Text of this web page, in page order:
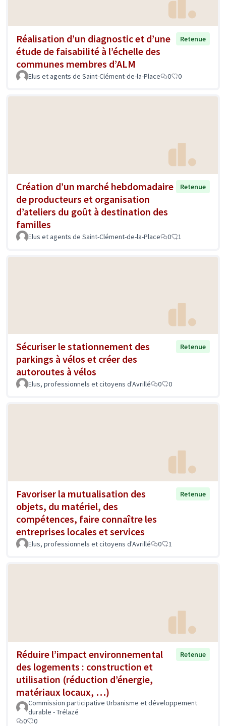
Réalisation d’un diagnostic et d’une
étude de faisabilité à l’échelle des
communes membres d’ALM
Retenue
Elus et agents de Saint-Clément-de-la-Place 0 0
Création d’un marché hebdomadaire
de producteurs et organisation
d’ateliers du goût à destination des
familles
Retenue
Elus et agents de Saint-Clément-de-la-Place 0 1
Sécuriser le stationnement des
parkings à vélos et créer des
autoroutes à vélos
Retenue
Elus, professionnels et citoyens d'Avrillé 0 0
Favoriser la mutualisation des
objets, du matériel, des
compétences, faire connaître les
entreprises locales et services
Retenue
Elus, professionnels et citoyens d'Avrillé 0 1
Réduire l’impact environnemental
des logements : construction et
utilisation (réduction d’énergie,
matériaux locaux, …)
Retenue
Commission participative Urbanisme et développement
durable - Trélazé
0
0